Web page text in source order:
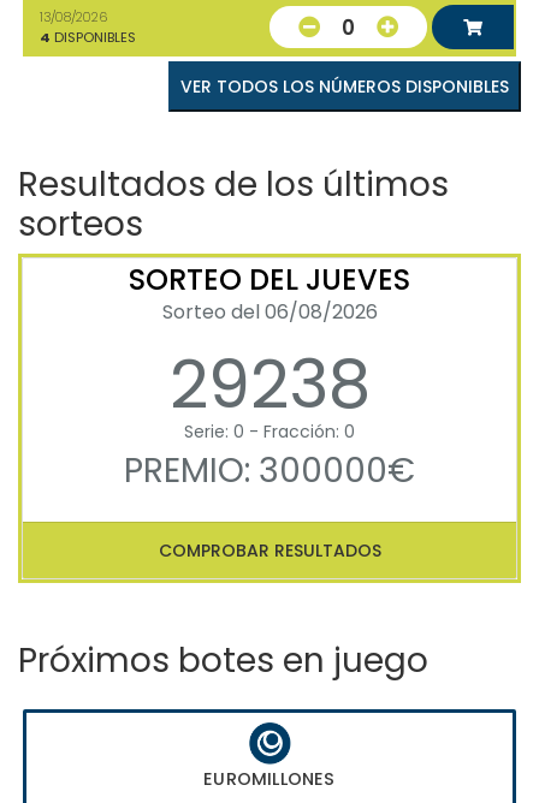
13/08/2026
4 DISPONIBLES 0
VER TODOS LOS NÚMEROS DISPONIBLES
Resultados de los últimos
sorteos
SORTEO DEL JUEVES
Sorteo del 06/08/2026
29238
Serie: 0 - Fracción: 0
PREMIO: 300000€
COMPROBAR RESULTADOS
Próximos botes en juego
EUROMILLONES